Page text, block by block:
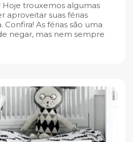
Hoje trouxemos algumas
aproveitar suas férias
Confira! As férias são uma
negar, mas nem sempre